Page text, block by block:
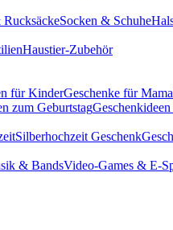
RucksäckeSocken & Schuhe
Haustier-Zubehör
für KinderGeschenke für Mama
zum Geburtstag
Silberhochzeit Geschenk
& BandsVideo-Games & E-